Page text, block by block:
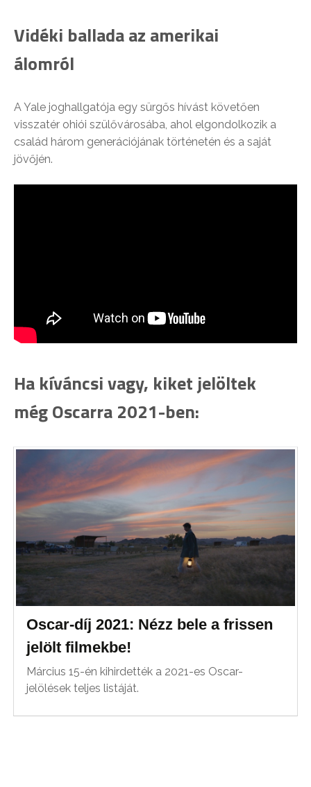
Vidéki ballada az amerikai
álomról
A Yale joghallgatója egy sürgős hívást követően
visszatér ohiói szülővárosába, ahol elgondolkozik a
család három generációjának történetén és a saját
jövőjén.
Ha kíváncsi vagy, kiket jelöltek
még Oscarra 2021-ben:
Oscar-díj 2021: Nézz bele a frissen
jelölt filmekbe!
Március 15-én kihirdették a 2021-es Oscar-
jelölések teljes listáját.